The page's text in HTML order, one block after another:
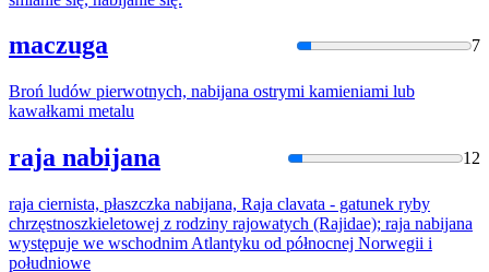
maczuga 7
Broń ludów pierwotnych, nabijana ostrymi kamieniami lub
kawałkami metalu
raja nabijana 12
raja ciernista, płaszczka nabijana, Raja clavata - gatunek ryby
chrzęstnoszkieletowej z rodziny rajowatych (Rajidae); raja nabijana
występuje we wschodnim Atlantyku od północnej Norwegii i
południowe